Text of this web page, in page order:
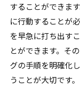
することができま
に行動することが
を早急に打ち出す
とができます。そ
グの手順を明確化
うことが大切です